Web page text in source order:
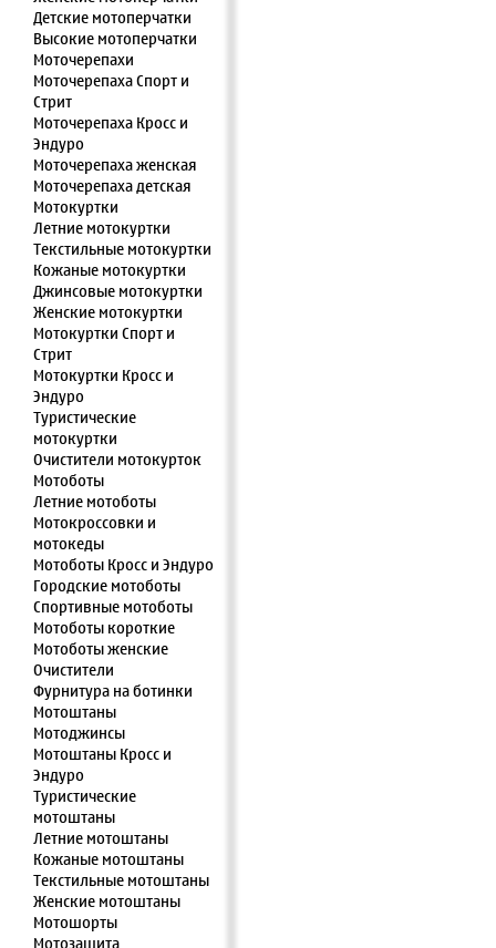
Детские мотоперчатки
Высокие мотоперчатки
Моточерепахи
Моточерепаха Спорт и
Стрит
Моточерепаха Кросс и
Эндуро
Моточерепаха женская
Моточерепаха детская
Мотокуртки
Летние мотокуртки
Текстильные мотокуртки
Кожаные мотокуртки
Джинсовые мотокуртки
Женские мотокуртки
Мотокуртки Спорт и
Стрит
Мотокуртки Кросс и
Эндуро
Туристические
мотокуртки
Очистители мотокурток
Мотоботы
Летние мотоботы
Мотокроссовки и
мотокеды
Мотоботы Кросс и Эндуро
Городские мотоботы
Спортивные мотоботы
Мотоботы короткие
Мотоботы женские
Очистители
Фурнитура на ботинки
Мотоштаны
Мотоджинсы
Мотоштаны Кросс и
Эндуро
Туристические
мотоштаны
Летние мотоштаны
Кожаные мотоштаны
Текстильные мотоштаны
Женские мотоштаны
Мотошорты